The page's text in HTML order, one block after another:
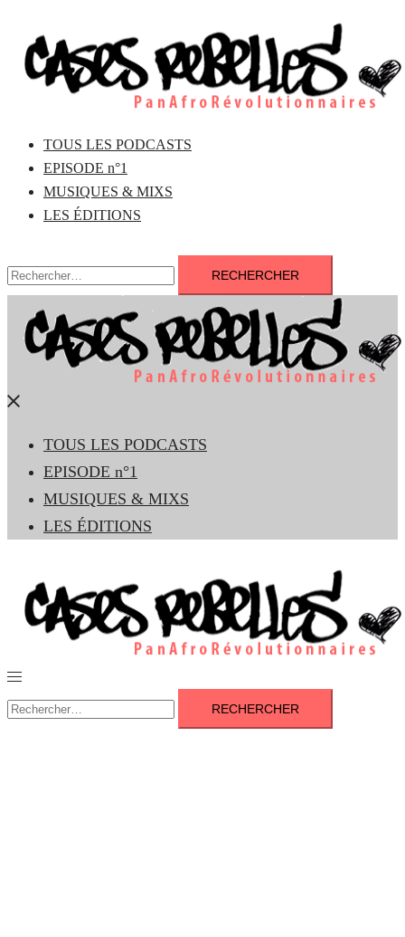
contenu
TOUS LES PODCASTS
EPISODE n°1
MUSIQUES & MIXS
LES ÉDITIONS
Rechercher :
Fermer
menu
TOUS LES PODCASTS
EPISODE n°1
MUSIQUES & MIXS
LES ÉDITIONS
Ouvrir/fermer
le
menu
Rechercher :